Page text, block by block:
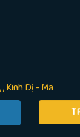
,Kinh Dị - Ma